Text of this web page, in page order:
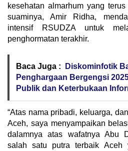
kesehatan almarhum yang
suaminya, Amir Ridha,
intensif RSUDZA untuk
penghormatan terakhir.
Baca Juga :
Diskominfotik
Penghargaan Bergengsi
Publik dan Keterbukaan
“Atas nama pribadi, keluarga,
Aceh, saya menyampaikan
dalamnya atas wafatnya Abu
salah satu putra terbaik Aceh